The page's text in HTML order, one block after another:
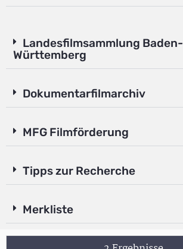
Landesfilmsammlung Baden-
Württemberg
Dokumentarfilmarchiv
MFG Filmförderung
Tipps zur Recherche
Merkliste